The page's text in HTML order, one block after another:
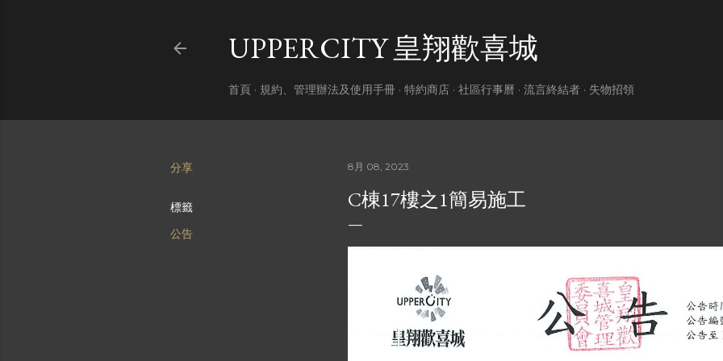
UPPERCITY 皇翔歡喜城
首頁 規約、管理辦法及使用手冊 特約商店 社區行事曆 流言終結者 失物招領
分享
標籤
公告
8月 08, 2023
C棟17樓之1簡易施工